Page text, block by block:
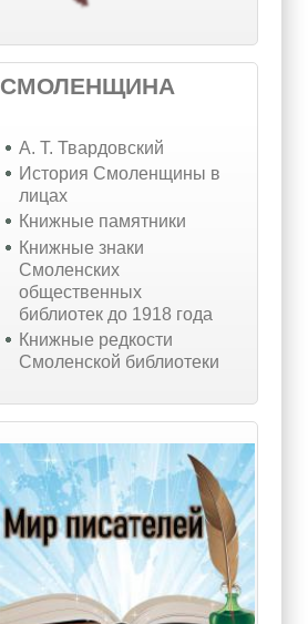
СМОЛЕНЩИНА
А. Т. Твардовский
История Смоленщины в
лицах
Книжные памятники
Книжные знаки
Смоленских
общественных
библиотек до 1918 года
Книжные редкости
Смоленской библиотеки